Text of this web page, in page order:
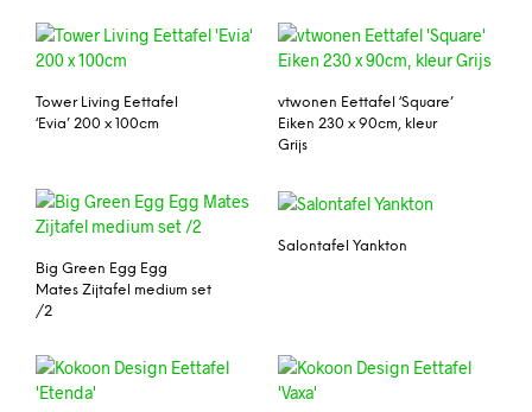
Tower Living Eettafel
‘Evia’ 200 x 100cm
vtwonen Eettafel ‘Square’
Eiken 230 x 90cm, kleur
Grijs
Big Green Egg Egg
Mates Zijtafel medium set
/2
Salontafel Yankton